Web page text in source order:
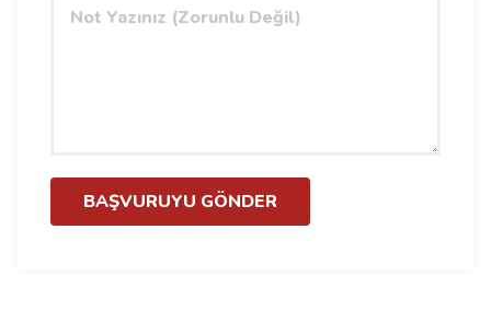
BAŞVURUYU GÖNDER